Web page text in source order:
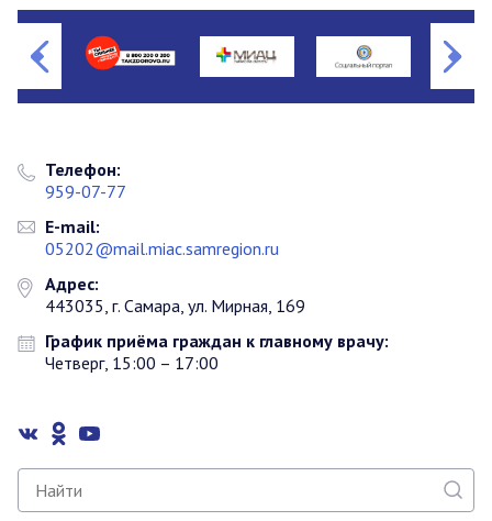
Телефон:
959-07-77
E-mail:
05202@mail.miac.samregion.ru
Адрес:
443035, г. Самара, ул. Мирная, 169
График приёма граждан к главному врачу:
Четверг, 15:00 – 17:00